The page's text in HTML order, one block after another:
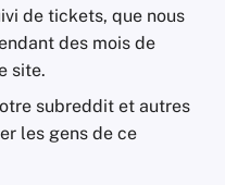
de tickets, que nous
des mois de
site.
subreddit et autres
les gens de ce